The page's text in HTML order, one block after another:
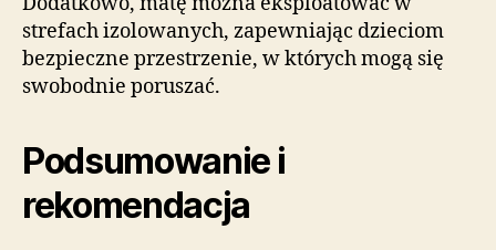
strefach izolowanych, zapewniając dzieciom
bezpieczne przestrzenie, w których mogą się
swobodnie poruszać.
Podsumowanie i
rekomendacja